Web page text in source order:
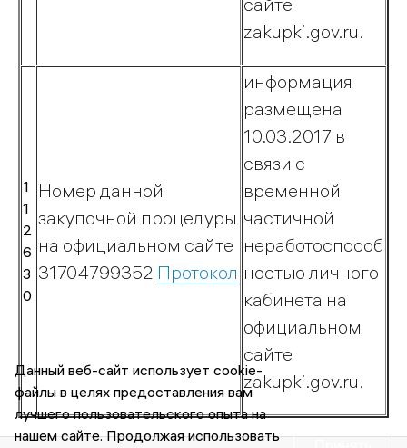
zakupki.gov.ru.
1
1
2
6
3
0
Номер данной
закупочной процедуры
на официальном сайте
31704799352 Протокол
информация
размещена
10.03.2017 в
связи с
временной
частичной
неработоспособ
ностью личного
кабинета на
официальном
сайте
zakupki.gov.ru.
Данный веб-сайт использует cookie-
файлы в целях предоставления вам
лучшего пользовательского опыта на
нашем сайте. Продолжая использовать